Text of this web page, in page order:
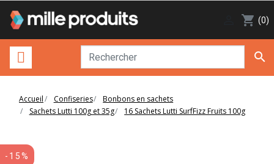
shopping_cart (0)

Accueil Confiseries
Bonbons en sachets
Sachets Lutti 100g et 35g
16 Sachets Lutti SurfFizz Fruits 100g
-15%